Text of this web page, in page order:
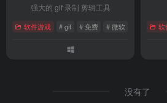
强大的 gif 录制 剪辑工具
软件游戏 # gif # 免费 # 微软 软
没有了